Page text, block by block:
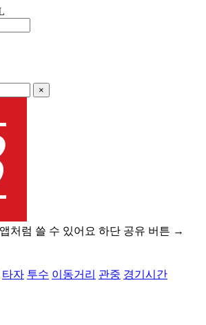
×
처럼 쓸 수 있어요 하단 공유 버튼 →
타자 투수 이동거리 관중 경기시간